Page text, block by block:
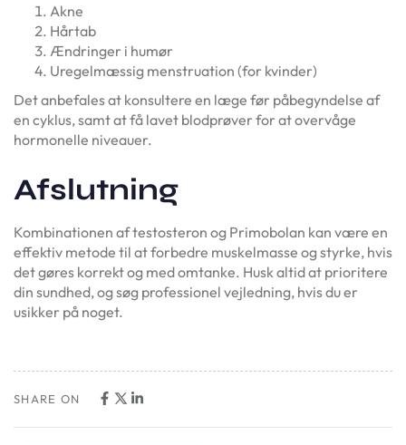
Akne
Hårtab
Ændringer i humør
Uregelmæssig menstruation (for kvinder)
Det anbefales at konsultere en læge før påbegyndelse af
en cyklus, samt at få lavet blodprøver for at overvåge
hormonelle niveauer.
Afslutning
Kombinationen af testosteron og Primobolan kan være en
effektiv metode til at forbedre muskelmasse og styrke, hvis
det gøres korrekt og med omtanke. Husk altid at prioritere
din sundhed, og søg professionel vejledning, hvis du er
usikker på noget.
SHARE ON